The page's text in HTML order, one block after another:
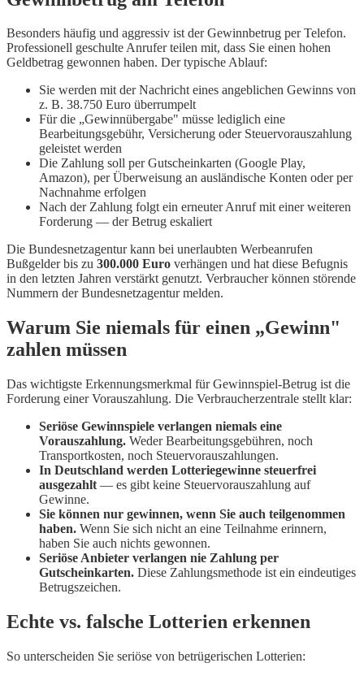
Besonders häufig und aggressiv ist der Gewinnbetrug per Telefon.
Professionell geschulte Anrufer teilen mit, dass Sie einen hohen
Geldbetrag gewonnen haben. Der typische Ablauf:
Sie werden mit der Nachricht eines angeblichen Gewinns von
z. B. 38.750 Euro überrumpelt
Für die „Gewinnübergabe" müsse lediglich eine
Bearbeitungsgebühr, Versicherung oder Steuervorauszahlung
geleistet werden
Die Zahlung soll per Gutscheinkarten (Google Play,
Amazon), per Überweisung an ausländische Konten oder per
Nachnahme erfolgen
Nach der Zahlung folgt ein erneuter Anruf mit einer weiteren
Forderung — der Betrug eskaliert
Die Bundesnetzagentur kann bei unerlaubten Werbeanrufen
Bußgelder bis zu 300.000 Euro verhängen und hat diese Befugnis
in den letzten Jahren verstärkt genutzt. Verbraucher können störende
Nummern der Bundesnetzagentur melden.
Warum Sie niemals für einen „Gewinn"
zahlen müssen
Das wichtigste Erkennungsmerkmal für Gewinnspiel-Betrug ist die
Forderung einer Vorauszahlung. Die Verbraucherzentrale stellt klar:
Seriöse Gewinnspiele verlangen niemals eine
Vorauszahlung. Weder Bearbeitungsgebühren, noch
Transportkosten, noch Steuervorauszahlungen.
In Deutschland werden Lotteriegewinne steuerfrei
ausgezahlt — es gibt keine Steuervorauszahlung auf
Gewinne.
Sie können nur gewinnen, wenn Sie auch teilgenommen
haben. Wenn Sie sich nicht an eine Teilnahme erinnern,
haben Sie auch nichts gewonnen.
Seriöse Anbieter verlangen nie Zahlung per
Gutscheinkarten. Diese Zahlungsmethode ist ein eindeutiges
Betrugszeichen.
Echte vs. falsche Lotterien erkennen
So unterscheiden Sie seriöse von betrügerischen Lotterien: